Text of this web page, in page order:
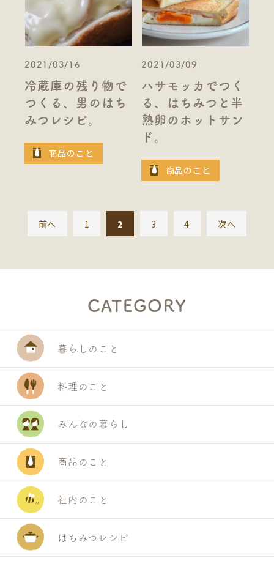
2021/03/16
冷蔵庫の残り物で
つくる、男のはち
みつレシピ。
商品のこと
2021/03/09
ハサモッカでつく
る、はちみつと半
熟卵のホットサン
ド。
商品のこと
前へ 1 2 3 4 次へ
CATEGORY
暮らしのこと
料理のこと
みんなの暮らし
商品のこと
社内のこと
はちみつレシピ
S
E
A
R